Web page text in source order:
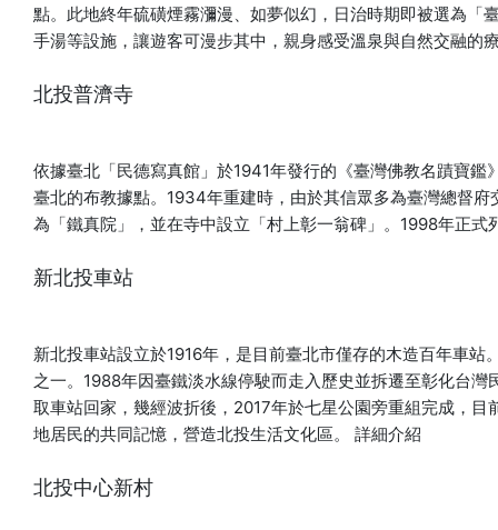
點。此地終年硫磺煙霧瀰漫、如夢似幻，日治時期即被選為「
手湯等設施，讓遊客可漫步其中，親身感受溫泉與自然交融的
北投普濟寺
依據臺北「民德寫真館」於1941年發行的《臺灣佛教名蹟寶
臺北的布教據點。1934年重建時，由於其信眾多為臺灣總督
為「鐵真院」，並在寺中設立「村上彰一翁碑」。1998年正
新北投車站
新北投車站設立於1916年，是目前臺北市僅存的木造百年車
之一。1988年因臺鐵淡水線停駛而走入歷史並拆遷至彰化台
取車站回家，幾經波折後，2017年於七星公園旁重組完成，
地居民的共同記憶，營造北投生活文化區。 詳細介紹
北投中心新村